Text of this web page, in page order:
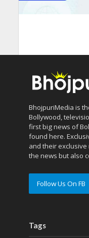
BhojpuriMedia is
Bollywood,
first big news of
found here.
and their exclusive
the news but also
Follow Us On FB
Tags